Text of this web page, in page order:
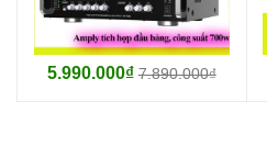
5.990.000₫7.890.000₫